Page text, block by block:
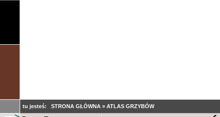
tu jesteś: STRONA GŁÓWNA » ATLAS GRZYBÓW